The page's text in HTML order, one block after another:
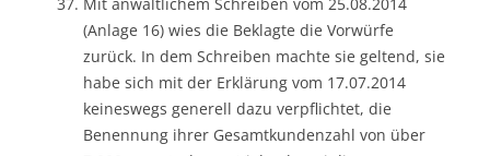
(Anlage 16) wies die Beklagte die Vorwürfe
zurück. In dem Schreiben machte sie geltend, sie
habe sich mit der Erklärung vom 17.07.2014
keineswegs generell dazu verpflichtet, die
Benennung ihrer Gesamtkundenzahl von über